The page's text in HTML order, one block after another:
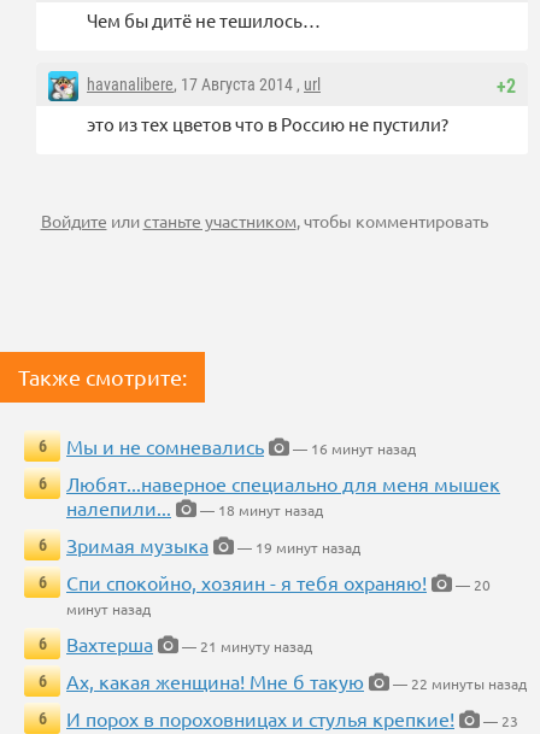
Чем бы дитё не тешилось…
+2
havanalibere, 17 Августа 2014 , url
это из тех цветов что в Россию не пустили?
Войдите илистаньте участником, чтобы комментировать
Также смотрите:
6 Мы и не сомневались
— 16 минут назад
6
Любят...наверное специально для меня мышек
налепили...
— 18 минут назад
6
Зримая музыка
— 19 минут назад
6
Спи спокойно, хозяин - я тебя охраняю!
— 20
минут назад
6
Вахтерша
— 21 минуту назад
6
Ах, какая женщина! Мне б такую
— 22 минуты назад
6
И порох в пороховницах и стулья крепкие!
— 23